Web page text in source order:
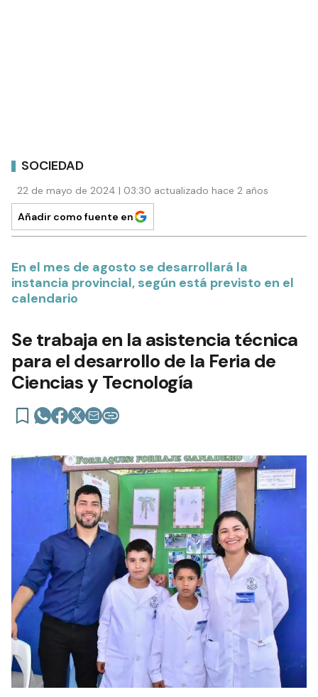
SOCIEDAD
22 de mayo de 2024 | 03:30 actualizado hace 2 años
Añadir como fuente en
En el mes de agosto se desarrollará la
instancia provincial, según está previsto en el
calendario
Se trabaja en la asistencia técnica
para el desarrollo de la Feria de
Ciencias y Tecnología